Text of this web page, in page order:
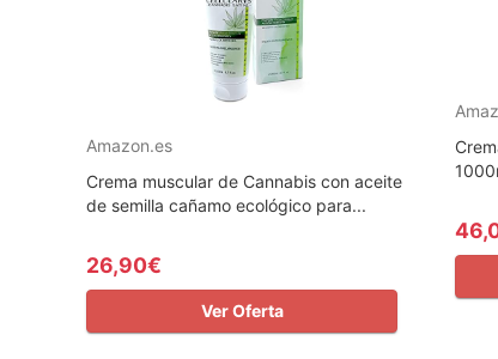
Amazon.es
Crema muscular de Cannabis con aceite
de semilla cañamo ecológico para...
26,90€
Ver Oferta